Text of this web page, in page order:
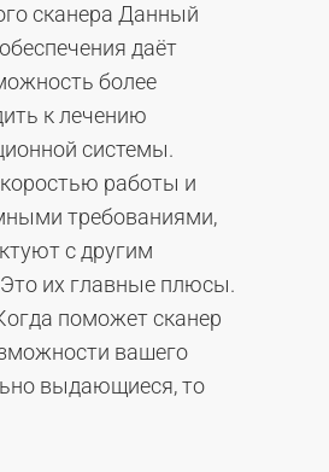
сканера Данный
даёт
более
к лечению
системы.
работы и
требованиями,
с другим
их главные плюсы.
поможет сканер
вашего
выдающиеся, то